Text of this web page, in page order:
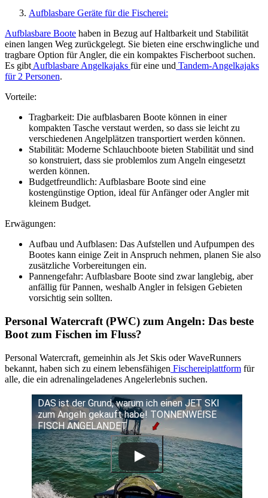
Aufblasbare Geräte für die Fischerei:
Aufblasbare Boote haben in Bezug auf Haltbarkeit und Stabilität
einen langen Weg zurückgelegt. Sie bieten eine erschwingliche und
tragbare Option für Angler, die ein kompaktes Fischerboot suchen.
Es gibt Aufblasbare Angelkajaks für eine und Tandem-Angelkajaks
für 2 Personen.
Vorteile:
Tragbarkeit: Die aufblasbaren Boote können in einer
kompakten Tasche verstaut werden, so dass sie leicht zu
verschiedenen Angelplätzen transportiert werden können.
Stabilität: Moderne Schlauchboote bieten Stabilität und sind
so konstruiert, dass sie problemlos zum Angeln eingesetzt
werden können.
Budgetfreundlich: Aufblasbare Boote sind eine
kostengünstige Option, ideal für Anfänger oder Angler mit
kleinem Budget.
Erwägungen:
Aufbau und Aufblasen: Das Aufstellen und Aufpumpen des
Bootes kann einige Zeit in Anspruch nehmen, planen Sie also
zusätzliche Vorbereitungen ein.
Pannengefahr: Aufblasbare Boote sind zwar langlebig, aber
anfällig für Pannen, weshalb Angler in felsigen Gebieten
vorsichtig sein sollten.
Personal Watercraft (PWC) zum Angeln: Das beste
Boot zum Fischen im Fluss?
Personal Watercraft, gemeinhin als Jet Skis oder WaveRunners
bekannt, haben sich zu einem lebensfähigen Fischereiplattform für
alle, die ein adrenalingeladenes Angelerlebnis suchen.
DAS ist der Grund, warum ich einen JET SKI
zum Angeln gekauft habe! TONNENWEISE
FISCH ANGELANDET